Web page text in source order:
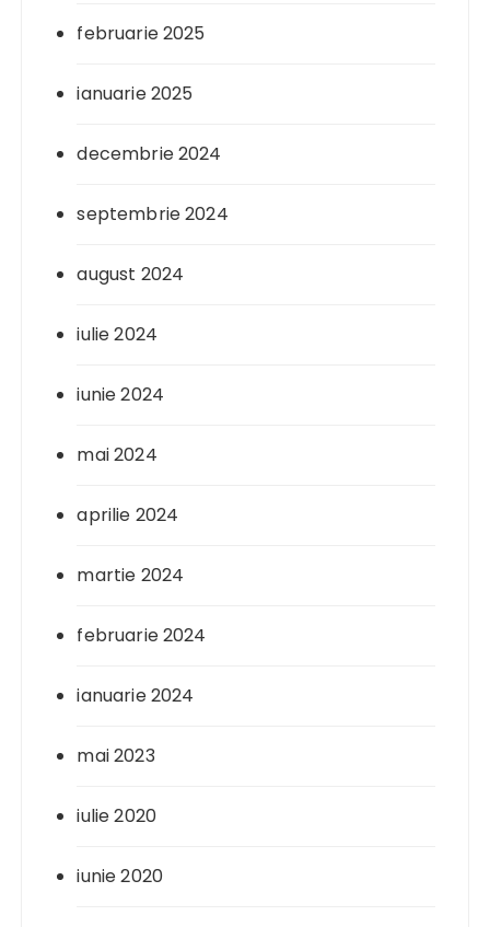
februarie 2025
ianuarie 2025
decembrie 2024
septembrie 2024
august 2024
iulie 2024
iunie 2024
mai 2024
aprilie 2024
martie 2024
februarie 2024
ianuarie 2024
mai 2023
iulie 2020
iunie 2020